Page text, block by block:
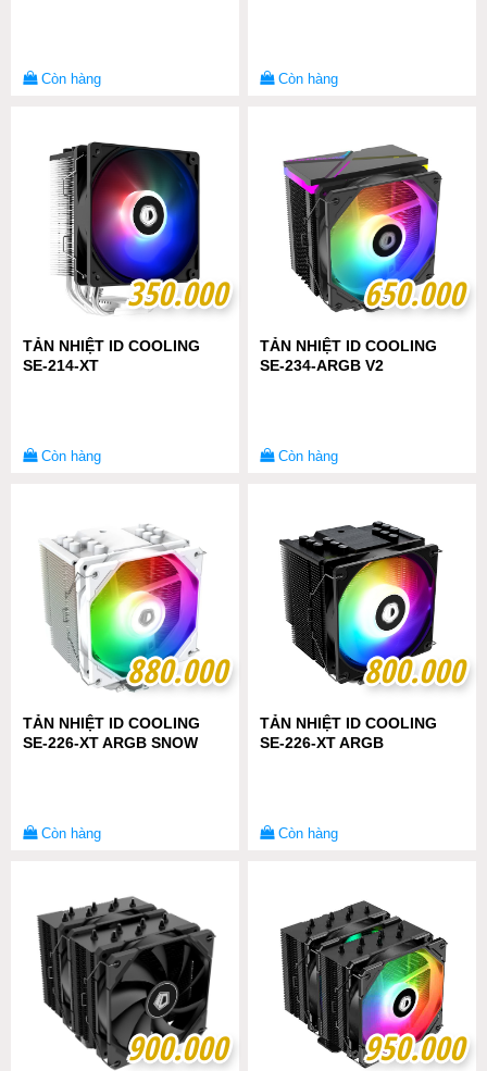
Còn hàng Còn hàng
350.000
350.000
TẢN NHIỆT ID COOLING
SE-214-XT
Còn hàng
650.000
650.000
TẢN NHIỆT ID COOLING
SE-234-ARGB V2
Còn hàng
880.000
880.000
TẢN NHIỆT ID COOLING
SE-226-XT ARGB SNOW
Còn hàng
800.000
800.000
TẢN NHIỆT ID COOLING
SE-226-XT ARGB
Còn hàng
900.000
900.000 950.000
950.000